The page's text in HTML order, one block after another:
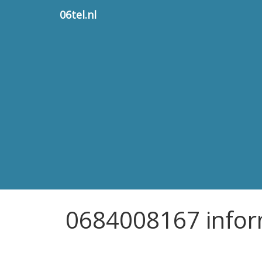
06tel.nl
0684008167